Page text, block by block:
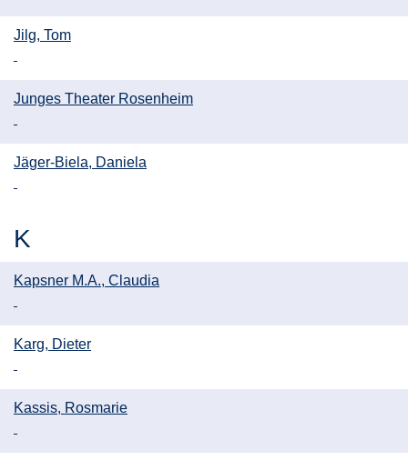
Jilg, Tom
Junges Theater Rosenheim
Jäger-Biela, Daniela
K
Kapsner M.A., Claudia
Karg, Dieter
Kassis, Rosmarie